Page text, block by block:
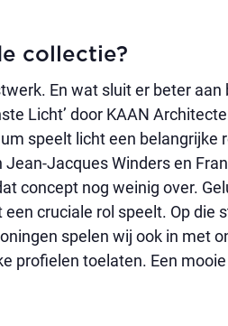
collectie?
En wat sluit er beter aan
Licht’ door KAAN
speelt licht een belangrijke
Jacques Winders en
concept nog weinig over.
cruciale rol speelt. Op die
spelen wij ook in met
profielen toelaten. Een mooie